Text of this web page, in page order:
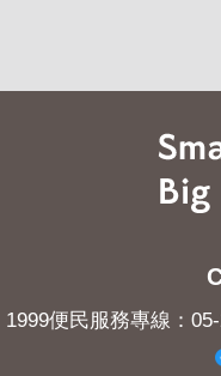
1999便民服務專線：